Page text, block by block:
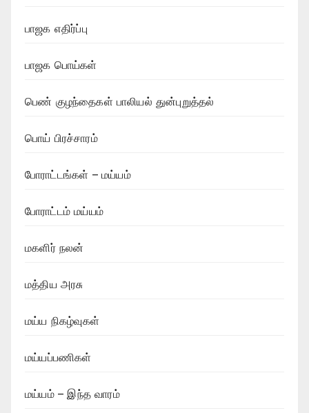
பாஜக எதிர்ப்பு
பாஜக பொய்கள்
பெண் குழந்தைகள் பாலியல் துன்புறுத்தல்
பொய் பிரச்சாரம்
போராட்டங்கள் – மய்யம்
போராட்டம் மய்யம்
மகளிர் நலன்
மத்திய அரசு
மய்ய நிகழ்வுகள்
மய்யப்பணிகள்
மய்யம் – இந்த வாரம்